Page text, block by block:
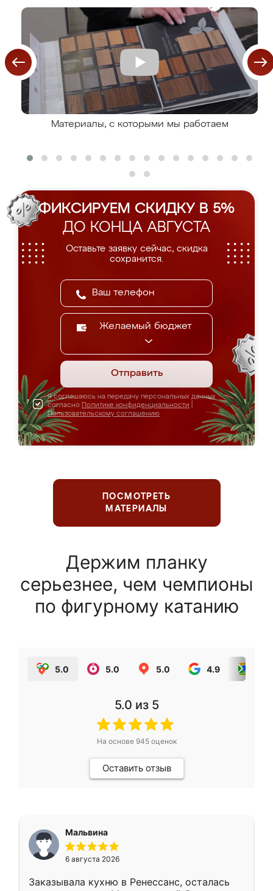
Материалы, с которыми мы работаем
ФИКСИРУЕМ СКИДКУ В 5%
ДО КОНЦА АВГУСТА
Оставьте заявку сейчас, скидка
сохранится.
Желаемый бюджет
Отправить
Я соглашаюсь на передачу персональных данных
согласно Политике конфиденциальности
Пользовательскому соглашению
ПОСМОТРЕТЬ
МАТЕРИАЛЫ
Держим планку
серьезнее, чем чемпионы
по фигурному катанию
5.0 5.0 5.0 4.9
5.0 из 5
На основе 945оценок
Оставить отзыв
Мальвина
6 августа 2026
Заказывала кухню в Ренессанс, осталась